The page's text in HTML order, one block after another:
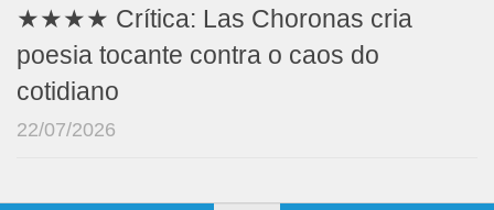
★★★★ Crítica: Las Choronas cria
poesia tocante contra o caos do
cotidiano
22/07/2026